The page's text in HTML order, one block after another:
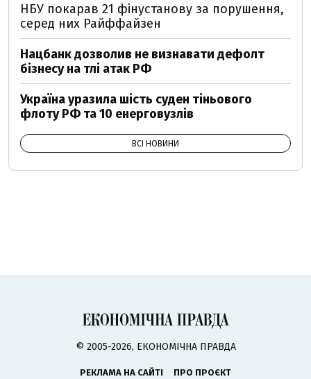
НБУ покарав 21 фінустанову за порушення,
серед них Райффайзен
Нацбанк дозволив не визнавати дефолт
бізнесу на тлі атак РФ
Україна уразила шість суден тіньового
флоту РФ та 10 енерговузлів
ВСІ НОВИНИ
© 2005-2026, ЕКОНОМІЧНА ПРАВДА
РЕКЛАМА НА САЙТІ
ПРО ПРОЄКТ